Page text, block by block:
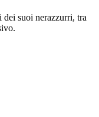
suoi nerazzurri, tra